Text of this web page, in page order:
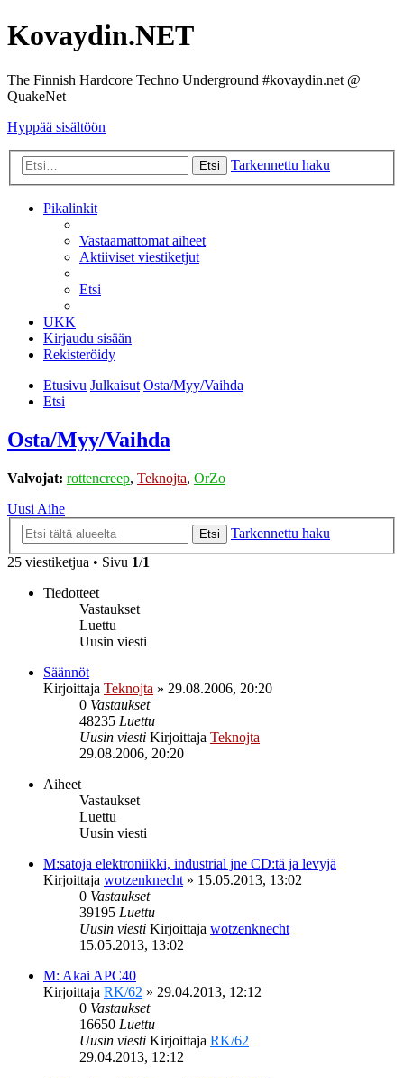
Kovaydin.NET
The Finnish Hardcore Techno Underground #kovaydin.net @
QuakeNet
Hyppää sisältöön
Etsi Tarkennettu haku
Pikalinkit
Vastaamattomat aiheet
Aktiiviset viestiketjut
Etsi
UKK
Kirjaudu sisään
Rekisteröidy
Etusivu Julkaisut Osta/Myy/Vaihda
Etsi
Osta/Myy/Vaihda
Valvojat: rottencreep, Teknojta, OrZo
Uusi Aihe
Etsi
Tarkennettu haku
25 viestiketjua • Sivu 1/1
Tiedotteet
Vastaukset
Luettu
Uusin viesti
Säännöt
Kirjoittaja Teknojta » 29.08.2006, 20:20
0 Vastaukset
48235 Luettu
Uusin viesti Kirjoittaja Teknojta
29.08.2006, 20:20
Aiheet
Vastaukset
Luettu
Uusin viesti
M:satoja elektroniikki, industrial jne CD:tä ja levyjä
Kirjoittaja wotzenknecht » 15.05.2013, 13:02
0 Vastaukset
39195 Luettu
Uusin viesti Kirjoittaja wotzenknecht
15.05.2013, 13:02
M: Akai APC40
Kirjoittaja RK/62 » 29.04.2013, 12:12
0 Vastaukset
16650 Luettu
Uusin viesti Kirjoittaja RK/62
29.04.2013, 12:12